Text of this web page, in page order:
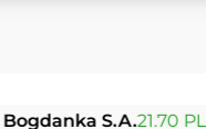
S.A.21.70 PLN